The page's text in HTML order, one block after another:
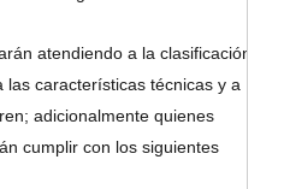
atendiendo a la clasificación
características técnicas y a
adicionalmente quienes
cumplir con los siguientes